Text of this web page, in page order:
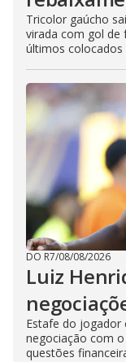
Tricolor gaúcho
virada com gol de
últimos colocados
DO R7/08/08/2026
Luiz
Estafe do jogador
negociação com
questões